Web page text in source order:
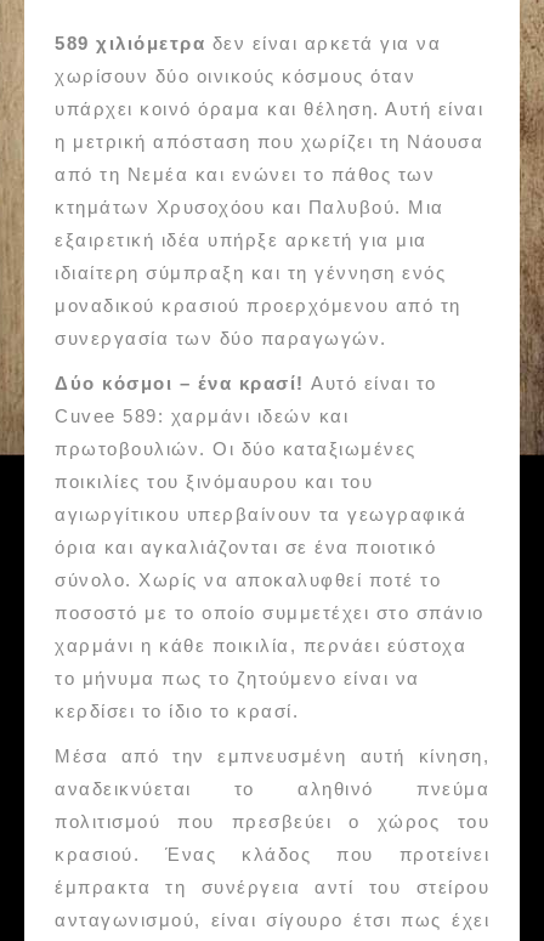
589 χιλιόμετρα δεν είναι αρκετά για να
χωρίσουν δύο οινικούς κόσμους όταν
υπάρχει κοινό όραμα και θέληση. Αυτή είναι
η μετρική απόσταση που χωρίζει τη Νάουσα
από τη Νεμέα και ενώνει το πάθος των
κτημάτων Χρυσοχόου και Παλυβού. Μια
εξαιρετική ιδέα υπήρξε αρκετή για μια
ιδιαίτερη σύμπραξη και τη γέννηση ενός
μοναδικού κρασιού προερχόμενου από τη
συνεργασία των δύο παραγωγών.
Δύο κόσμοι – ένα κρασί! Αυτό είναι το
Cuvee 589: χαρμάνι ιδεών και
πρωτοβουλιών. Οι δύο καταξιωμένες
ποικιλίες του ξινόμαυρου και του
αγιωργίτικου υπερβαίνουν τα γεωγραφικά
όρια και αγκαλιάζονται σε ένα ποιοτικό
σύνολο. Χωρίς να αποκαλυφθεί ποτέ το
ποσοστό με το οποίο συμμετέχει στο σπάνιο
χαρμάνι η κάθε ποικιλία, περνάει εύστοχα
το μήνυμα πως το ζητούμενο είναι να
κερδίσει το ίδιο το κρασί.
Μέσα από την εμπνευσμένη αυτή κίνηση,
αναδεικνύεται το αληθινό πνεύμα
πολιτισμού που πρεσβεύει ο χώρος του
κρασιού. Ένας κλάδος που προτείνει
έμπρακτα τη συνέργεια αντί του στείρου
ανταγωνισμού, είναι σίγουρο έτσι πως έχει